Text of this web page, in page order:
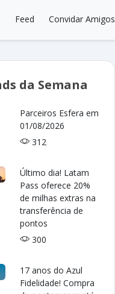
Feed Convidar Amigos
da Semana
Parceiros Esfera em
01/08/2026
312
Último dia! Latam
Pass oferece 20%
de milhas extras na
transferência de
pontos
300
17 anos do Azul
Fidelidade! Compra